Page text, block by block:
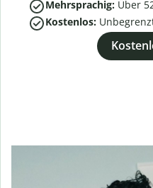
Mehrsprachig: Über
Kostenlos: